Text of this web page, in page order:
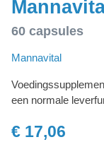
60 capsules
Mannavital
een normale
€ 17,06